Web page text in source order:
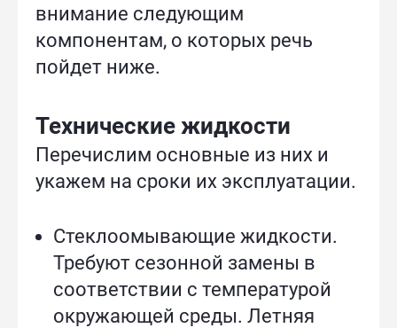
внимание следующим
компонентам, о которых речь
пойдет ниже.
Технические жидкости
Перечислим основные из них и
укажем на сроки их эксплуатации.
Стеклоомывающие жидкости.
Требуют сезонной замены в
соответствии с температурой
окружающей среды. Летняя